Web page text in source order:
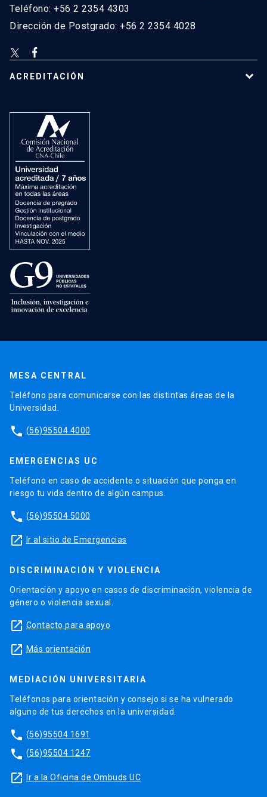
Teléfono: +56 2 2354 4303
Dirección de Postgrado: +56 2 2354 4028
ACREDITACIÓN
MESA CENTRAL
Teléfono para comunicarse con las distintas áreas de la
Universidad.
phone (56)95504 4000
EMERGENCIAS UC
Teléfono en caso de accidente o situación que ponga en
riesgo tu vida dentro de algún campus.
phone (56)95504 5000
launch Ir al sitio de Emergencias
DISCRIMINACIÓN Y VIOLENCIA
Orientación y apoyo en casos de discriminación, violencia de
género o violencia sexual.
launch Contacto para apoyo
launch Más orientación
MEDIACIÓN UNIVERSITARIA
Teléfonos para orientación y consejo si se ha vulnerado
alguno de tus derechos en la universidad.
phone (56)95504 1691
phone (56)95504 1247
launch Ir a la Oficina de Ombuds UC